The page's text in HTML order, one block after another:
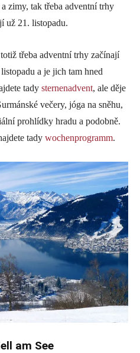
zimy, tak třeba adventní trhy
už 21. listopadu.
třeba adventní trhy začínají
a je jich tam hned
tady sternenadvent, ale děje
večery, jóga na sněhu,
prohlídky hradu a podobně.
tady wochenprogramm.
am See